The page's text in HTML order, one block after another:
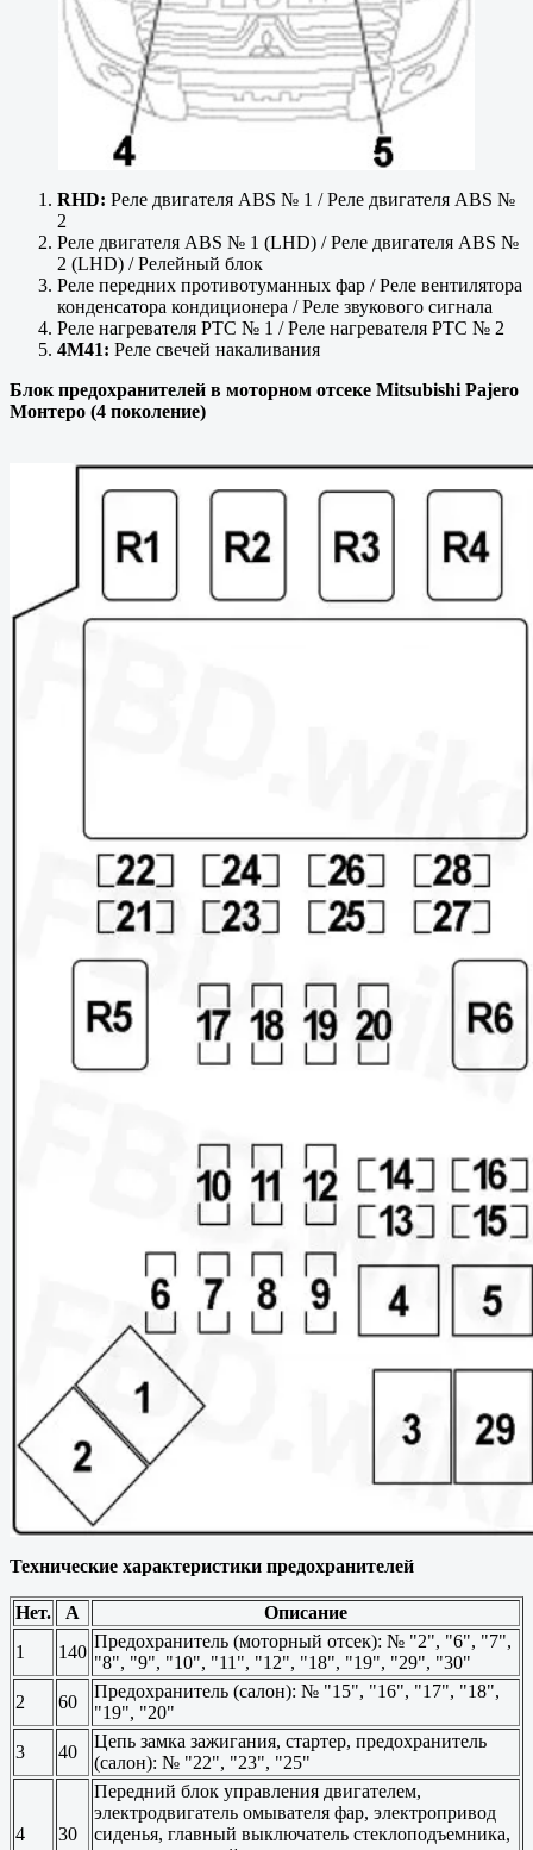
RHD: Реле двигателя ABS № 1 / Реле двигателя ABS №
2
Реле двигателя ABS № 1 (LHD) / Реле двигателя ABS №
2 (LHD) / Релейный блок
Реле передних противотуманных фар / Реле вентилятора
конденсатора кондиционера / Реле звукового сигнала
Реле нагревателя PTC № 1 / Реле нагревателя PTC № 2
4M41: Реле свечей накаливания
Блок предохранителей в моторном отсеке Mitsubishi Pajero
Монтеро (4 поколение)
Технические характеристики предохранителей
Нет. А
Описание
1
140
Предохранитель (моторный отсек): № "2", "6", "7",
"8", "9", "10", "11", "12", "18", "19", "29", "30"
2
60
Предохранитель (салон): № "15", "16", "17", "18",
"19", "20"
3
40
Цепь замка зажигания, стартер, предохранитель
(салон): № "22", "23", "25"
4 30
Передний блок управления двигателем,
электродвигатель омывателя фар, электропривод
сиденья, главный выключатель стеклоподъемника,